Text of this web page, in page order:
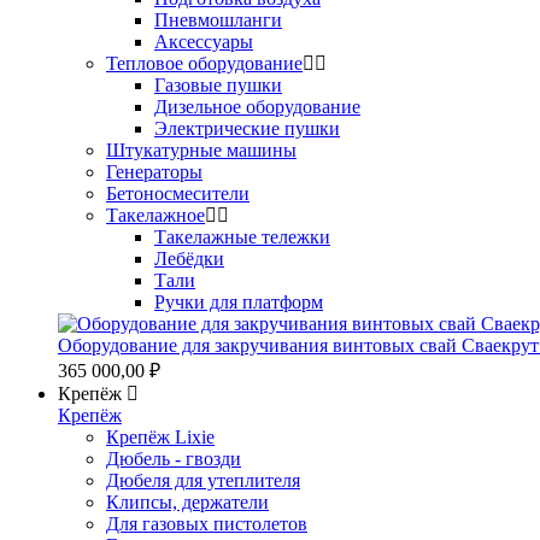
Пневмошланги
Аксессуары
Тепловое оборудование
Газовые пушки
Дизельное оборудование
Электрические пушки
Штукатурные машины
Генераторы
Бетоносмесители
Такелажное
Такелажные тележки
Лебёдки
Тали
Ручки для платформ
Оборудование для закручивания винтовых свай
365 000,00 ₽
Крепёж
Крепёж
Крепёж Lixie
Дюбель - гвозди
Дюбеля для утеплителя
Клипсы, держатели
Для газовых пистолетов